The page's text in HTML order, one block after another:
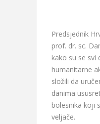
Predsjednik
prof. dr. sc.
kako su se svi
humanitarne
složili da
danima
bolesnika koji
veljače.